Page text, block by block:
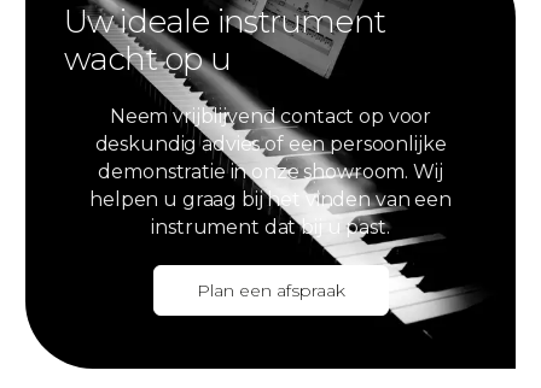
Uw ideale instrument
wacht op u
Neem vrijblijvend contact op voor
deskundig advies of een persoonlijke
demonstratie in onze showroom. Wij
helpen u graag bij het vinden van een
instrument dat bij u past.
Plan een afspraak